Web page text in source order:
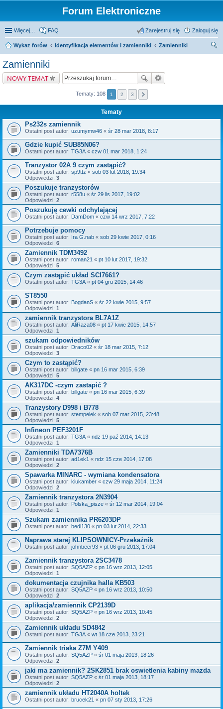
Forum Elektroniczne
Więcej… FAQ Zaloguj się
Zarejestruj się
Wykaz forów Identyfikacja elementów i zamienniki
Zamienniki
Zamienniki
NOWY TEMAT
Tematy: 108 1 2 3
Tematy
Ps232s zamiennik
Ostatni post autor: uzumymw46 « śr 28 mar 2018, 8:17
Gdzie kupić SUB85N06?
Ostatni post autor: TG3A « czw 01 mar 2018, 1:24
Tranzystor 02A 9 czym zastąpić?
Ostatni post autor: sp9ttz « sob 03 lut 2018, 19:34
Odpowiedzi: 3
Poszukuje tranzystorów
Ostatni post autor: r558u « śr 29 lis 2017, 19:02
Odpowiedzi: 2
Poszukuję cewki odchylającej
Ostatni post autor: DamDom « czw 14 wrz 2017, 7:22
Potrzebuje pomocy
Ostatni post autor: Ira G.nab « sob 29 kwie 2017, 0:16
Odpowiedzi: 6
Zamiennik TDM3492
Ostatni post autor: roman21 « pt 10 lut 2017, 19:32
Odpowiedzi: 5
Czym zastąpić układ SCI7661?
Ostatni post autor: TG3A « pt 04 gru 2015, 14:46
ST8550
Ostatni post autor: BogdanS « śr 22 kwie 2015, 9:57
Odpowiedzi: 1
zamiennik tranzystora BL7A1Z
Ostatni post autor: AliRaza08 « pt 17 kwie 2015, 14:57
Odpowiedzi: 1
szukam odpowiedników
Ostatni post autor: Draco02 « śr 18 mar 2015, 7:12
Odpowiedzi: 3
Czym to zastąpić?
Ostatni post autor: billgate « pn 16 mar 2015, 6:39
Odpowiedzi: 5
AK317DC -czym zastapić ?
Ostatni post autor: billgate « pn 16 mar 2015, 6:39
Odpowiedzi: 4
Tranzystory D998 i B778
Ostatni post autor: stempelek « sob 07 mar 2015, 23:48
Odpowiedzi: 5
Infineon PEF3201F
Ostatni post autor: TG3A « ndz 19 paź 2014, 14:13
Odpowiedzi: 1
Zamienniki TDA7376B
Ostatni post autor: ad1ek1 « ndz 15 cze 2014, 17:08
Odpowiedzi: 2
Spawarka MINARC - wymiana kondensatora
Ostatni post autor: kiukamber « czw 29 maja 2014, 11:24
Odpowiedzi: 2
Zamiennik tranzystora 2N3904
Ostatni post autor: Polska_pisze « śr 12 mar 2014, 19:04
Odpowiedzi: 1
Szukam zamiennika PR6203DP
Ostatni post autor: bedi130 « pn 03 lut 2014, 22:33
Naprawa starej KLIPSOWNICY-Przekaźnik
Ostatni post autor: johnbeer93 « pt 06 gru 2013, 17:04
Zamiennik tranzystora 2SC3478
Ostatni post autor: SQ5AZP « pn 16 wrz 2013, 12:05
Odpowiedzi: 1
dokumentacja czujnika halla KB503
Ostatni post autor: SQ5AZP « pn 16 wrz 2013, 10:50
Odpowiedzi: 2
aplikacja/zamiennik CP2139D
Ostatni post autor: SQ5AZP « pn 16 wrz 2013, 10:45
Odpowiedzi: 2
Zamiennik układu SD4842
Ostatni post autor: TG3A « wt 18 cze 2013, 23:21
Zamiennik triaka Z7M Y409
Ostatni post autor: SQ5AZP « śr 01 maja 2013, 18:26
Odpowiedzi: 2
jaki ma zamiennik? 2SK2851 brak oswietlenia kabiny mazda
Ostatni post autor: SQ5AZP « śr 01 maja 2013, 18:17
Odpowiedzi: 2
zamiennik układu HT2040A holtek
Ostatni post autor: brucek21 « pn 07 sty 2013, 17:26